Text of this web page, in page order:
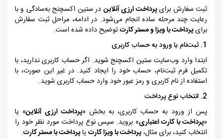
ثبت سفارش برایپرداخت ارزی آنلاین در ستین اکسچنج به‌سادگی و با
رعایت چند مرحله ساده انجام می‌شود. در ادامه، مراحل ثبت سفارش
برایپرداخت با ویزا و مستر کارتتوضیح داده شده است.
1. ثبت‌نام یا ورود به حساب کاربری
ابتدا وارد وب‌سایت ستین اکسچنج شوید. اگر حساب کاربری ندارید، با
تکمیل فرم ثبت‌نام، حساب خود را ایجاد کنید. در غیر این صورت، با
استفاده از نام کاربری و رمز عبور خود وارد حساب کاربری شوید.
2. انتخاب نوع پرداخت
پس از ورود به حساب کاربری، به بخش «پرداخت ارزی آنلاین» یا
«پرداخت با کارت اعتباری» بروید. سپس نوع پرداخت مورد نظر خود را
انتخاب کنید، برای مثال،پرداخت با ویزا کارتیاپرداخت با مستر کارت.